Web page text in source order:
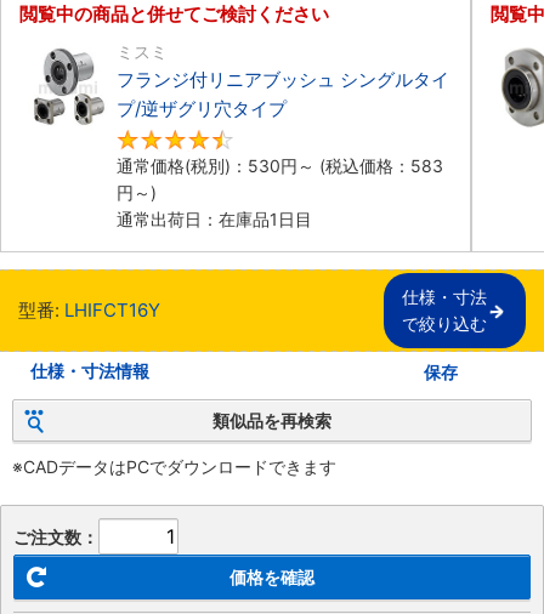
閲覧中の商品と併せてご検討ください
ミスミ
フランジ付リニアブッシュ シングルタイ
プ/逆ザグリ穴タイプ
通常価格(税別)： 530円 ～ (税込価格： 583
円 ～)
通常出荷日：在庫品1日目
閲覧
型番: LHIFCT16Y
仕様・寸法
で絞り込む
仕様・寸法情報 保存
類似品を再検索
※CADデータはPCでダウンロードできます
ご注文数：
価格を確認